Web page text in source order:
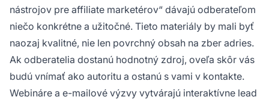
nástrojov pre affiliate marketérov“ dávajú odberateľom
niečo konkrétne a užitočné. Tieto materiály by mali byť
naozaj kvalitné, nie len povrchný obsah na zber adries.
Ak odberatelia dostanú hodnotný zdroj, oveľa skôr vás
budú vnímať ako autoritu a ostanú s vami v kontakte.
Webináre a e-mailové výzvy vytvárajú interaktívne lead